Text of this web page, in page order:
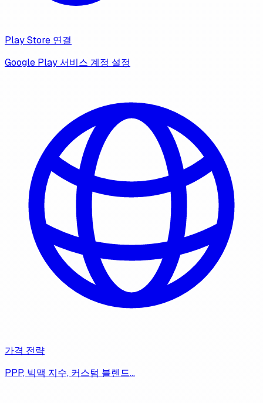
Play Store 연결
Google Play 서비스 계정 설정
가격 전략
PPP, 빅맥 지수, 커스텀 블렌드…